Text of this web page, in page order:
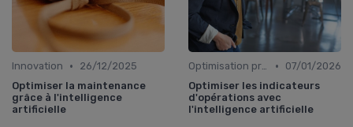
Innovation •
26/12/2025
Optimiser la maintenance
grâce à l'intelligence
artificielle
Optimisation processus •
07/01/2026
Optimiser les indicateurs
d'opérations avec
l'intelligence artificielle